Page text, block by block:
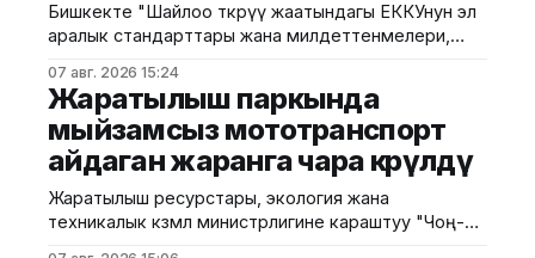
Бишкекте "Шайлоо өткөрүү жаатындагы ЕККУнун эл
аралык стандарттары жана милдеттенмелери,
адам укуктары боюнча бюросунун сунуштарын
ишке ашыруу" темасында эки күндүк тегерек үстөл
өтүп жатат. БШКнын басма сөз кызматы
билдиргендей, иш-чараны Борбордук шайлоо
комиссиясынын төрагасынын орун басары Лейла
Лурова ачып, өлкөдөгү шайлоо системасын
07 авг. 2026 15:24
Жаратылыш паркында
мыйзамсыз мототранспорт
айдаган жаранга чара көрүлдү
Жаратылыш ресурстары, экология жана
техникалык көзөмөл министрлигине караштуу "Чоң-